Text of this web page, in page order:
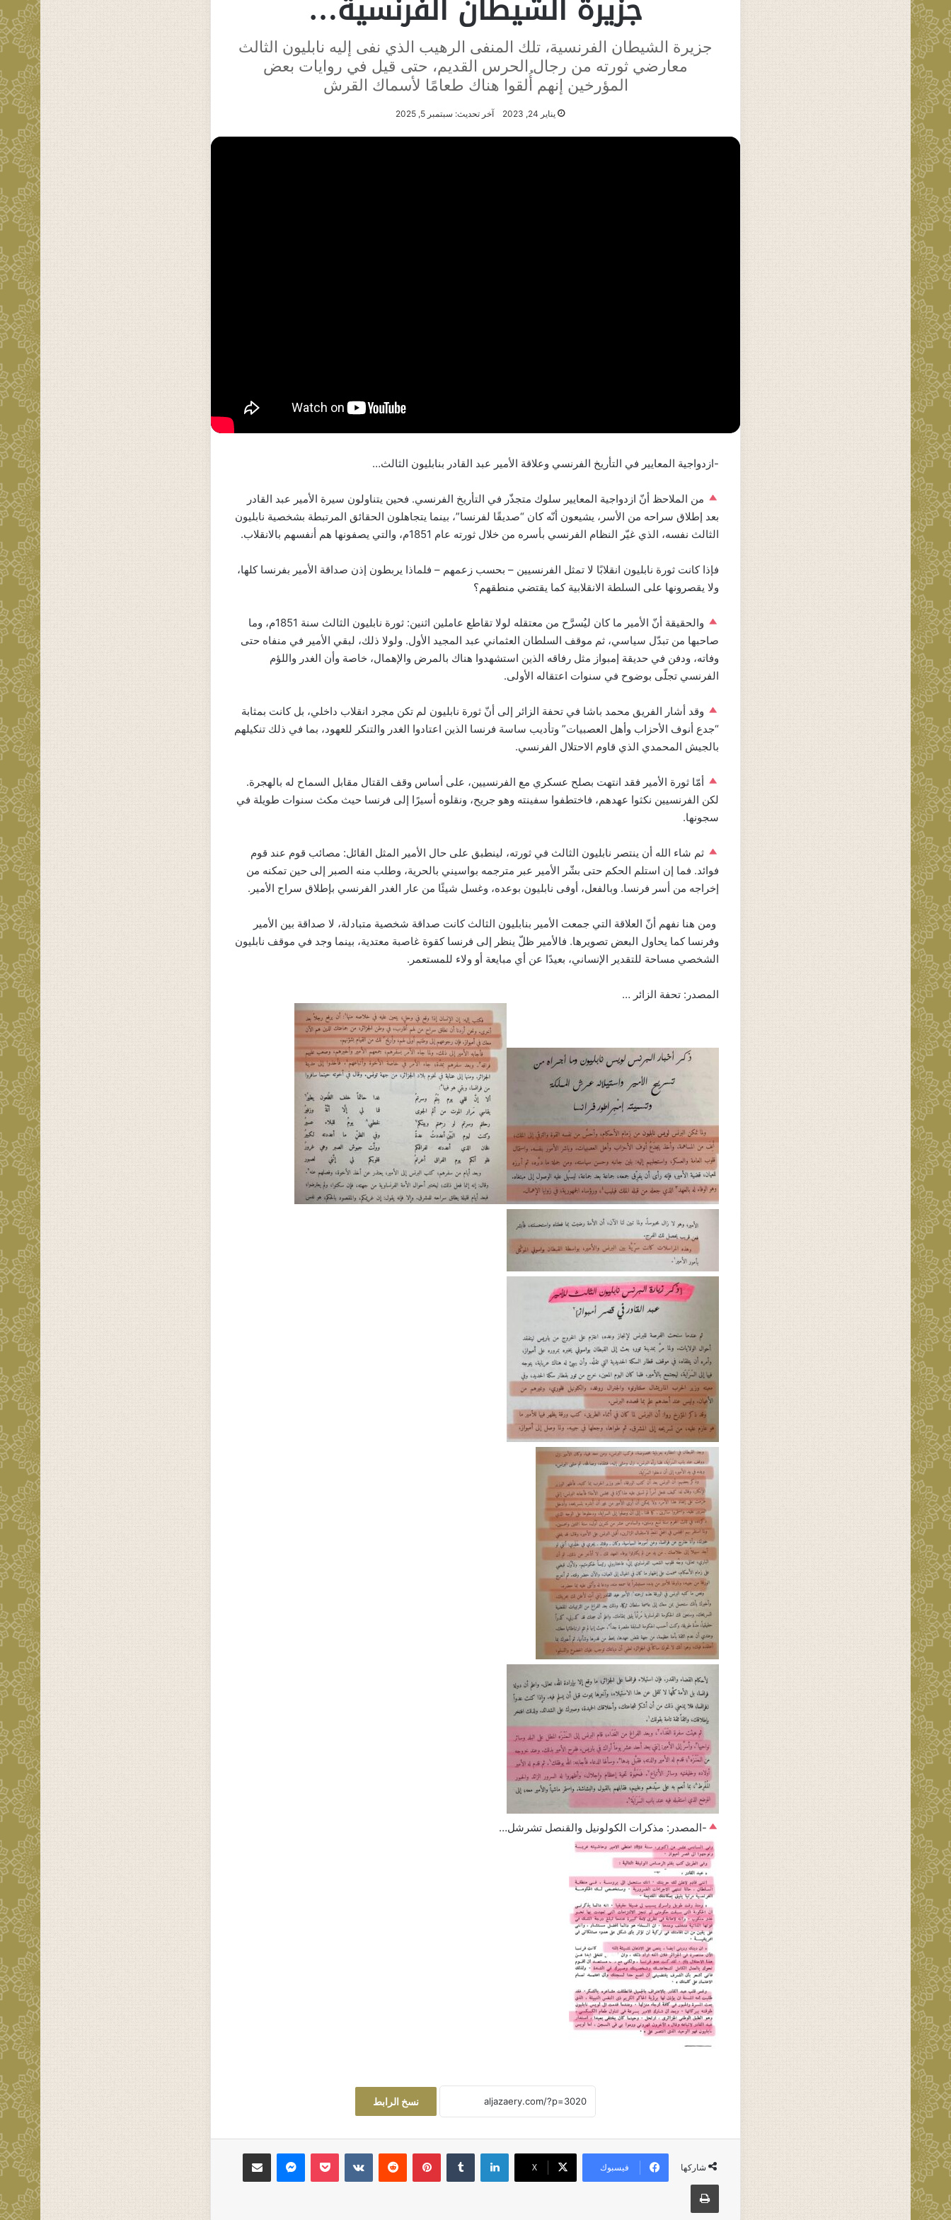
جزيرة الشيطان الفرنسية، تلك المنفى الرهيب الذي نفى إليه نابليون الثالث
معارضي ثورته من رجال الحرس القديم، حتى قيل في روايات بعض
المؤرخين إنهم أُلقوا هناك طعامًا لأسماك القرش
يناير 24, 2023 آخر تحديث: سبتمبر 5, 2025
-ازدواجية المعايير في التأريخ الفرنسي وعلاقة الأمير عبد القادر بنابليون الثالث…
من الملاحظ أنّ ازدواجية المعايير سلوك متجذّر في التأريخ الفرنسي. فحين يتناولون سيرة الأمير عبد القادر
بعد إطلاق سراحه من الأسر، يشيعون أنّه كان “صديقًا لفرنسا”، بينما يتجاهلون الحقائق المرتبطة بشخصية نابليون
الثالث نفسه، الذي غيّر النظام الفرنسي بأسره من خلال ثورته عام 1851م، والتي يصفونها هم أنفسهم بالانقلاب.
فإذا كانت ثورة نابليون انقلابًا لا تمثل الفرنسيين – بحسب زعمهم – فلماذا يربطون إذن صداقة الأمير بفرنسا كلها،
ولا يقصرونها على السلطة الانقلابية كما يقتضي منطقهم؟
والحقيقة أنّ الأمير ما كان ليُسرَّح من معتقله لولا تقاطع عاملين اثنين: ثورة نابليون الثالث سنة 1851م، وما
صاحبها من تبدّل سياسي، ثم موقف السلطان العثماني عبد المجيد الأول. ولولا ذلك، لبقي الأمير في منفاه حتى
وفاته، ودفن في حديقة إمبواز مثل رفاقه الذين استشهدوا هناك بالمرض والإهمال، خاصة وأن الغدر واللؤم
الفرنسي تجلّى بوضوح في سنوات اعتقاله الأولى.
وقد أشار الفريق محمد باشا في تحفة الزائر إلى أنّ ثورة نابليون لم تكن مجرد انقلاب داخلي، بل كانت بمثابة
“جدع أنوف الأحزاب وأهل العصبيات” وتأديب ساسة فرنسا الذين اعتادوا الغدر والتنكر للعهود، بما في ذلك تنكيلهم
بالجيش المحمدي الذي قاوم الاحتلال الفرنسي.
أمّا ثورة الأمير فقد انتهت بصلح عسكري مع الفرنسيين، على أساس وقف القتال مقابل السماح له بالهجرة.
لكن الفرنسيين نكثوا عهدهم، فاختطفوا سفينته وهو جريح، ونقلوه أسيرًا إلى فرنسا حيث مكث سنوات طويلة في
سجونها.
ثم شاء الله أن ينتصر نابليون الثالث في ثورته، لينطبق على حال الأمير المثل القائل: مصائب قوم عند قوم
فوائد. فما إن استلم الحكم حتى بشّر الأمير عبر مترجمه بواسيني بالحرية، وطلب منه الصبر إلى حين تمكنه من
إخراجه من أسر فرنسا. وبالفعل، أوفى نابليون بوعده، وغسل شيئًا من عار الغدر الفرنسي بإطلاق سراح الأمير.
ومن هنا نفهم أنّ العلاقة التي جمعت الأمير بنابليون الثالث كانت صداقة شخصية متبادلة، لا صداقة بين الأمير
وفرنسا كما يحاول البعض تصويرها. فالأمير ظلّ ينظر إلى فرنسا كقوة غاصبة معتدية، بينما وجد في موقف نابليون
الشخصي مساحة للتقدير الإنساني، بعيدًا عن أي مبايعة أو ولاء للمستعمر.
المصدر: تحفة الزائر …
-المصدر: مذكرات الكولونيل والقنصل تشرشل…
نسخ الرابط
شاركها فيسبوك ‫X
لينكدإن بينتيريست